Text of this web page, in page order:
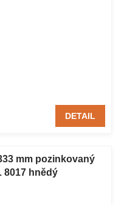
DETAIL
mm pozinkovaný
8017 hnědý